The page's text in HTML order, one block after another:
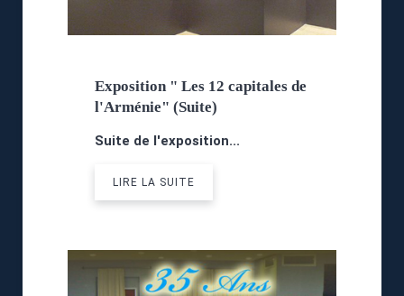
Exposition " Les 12 capitales de
l'Arménie" (Suite)
Suite de l'exposition...
LIRE LA SUITE